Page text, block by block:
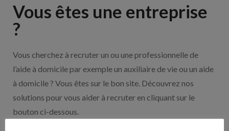
Vous êtes une entreprise
?
Vous cherchez à recruter un ou une professionnelle de
l’aide à domicile par exemple un auxiliaire de vie ou un aide
à domicile ? Vous êtes sur le bon site. Découvrez nos
solutions pour vous aider à recruter en cliquant sur le
bouton ci-dessous.